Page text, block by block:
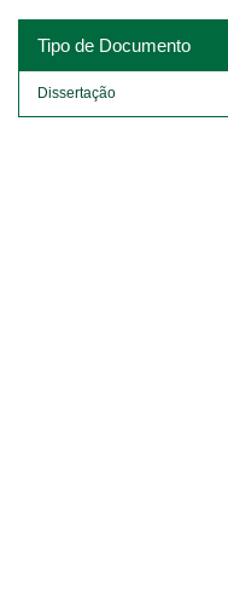
Tipo de Documento
Dissertação